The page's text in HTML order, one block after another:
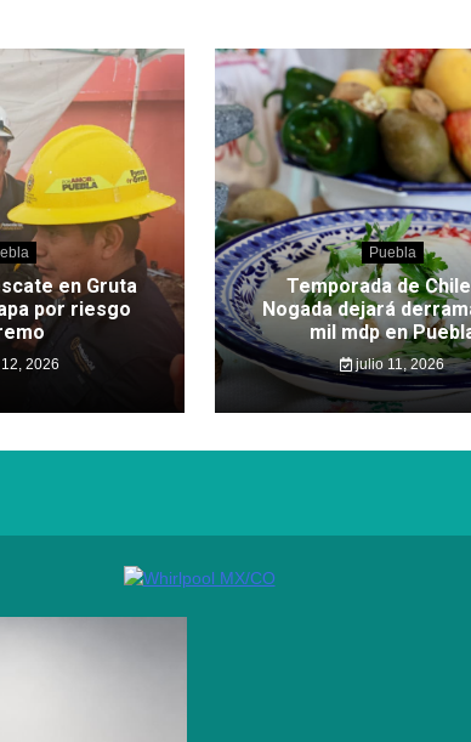
en Gruta
por riesgo
2026
Puebla
Temporada de
Nogada dejará
mil mdp en
julio 11, 2026